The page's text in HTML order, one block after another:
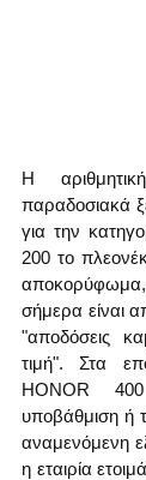
Η
παραδοσιακά
για την
200 το
σήμερα είναι
"αποδόσεις
τιμή". Στα
HONOR
υποβάθμιση ή
αναμενόμενη
η εταιρία